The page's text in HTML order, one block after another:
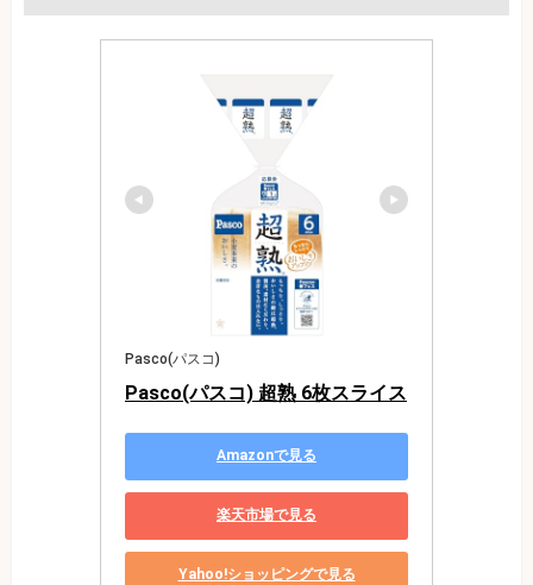
Pasco(パスコ)
Pasco(パスコ) 超熟 6枚スライス
Amazonで見る
楽天市場で見る
Yahoo!ショッピングで見る